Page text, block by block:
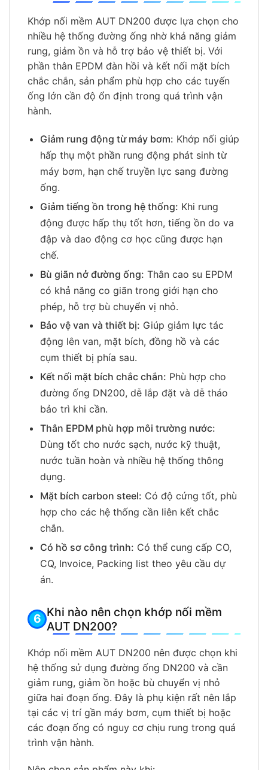
Khớp nối mềm AUT DN200 được lựa chọn cho
nhiều hệ thống đường ống nhờ khả năng giảm
rung, giảm ồn và hỗ trợ bảo vệ thiết bị. Với
phần thân EPDM đàn hồi và kết nối mặt bích
chắc chắn, sản phẩm phù hợp cho các tuyến
ống lớn cần độ ổn định trong quá trình vận
hành.
Giảm rung động từ máy bơm: Khớp nối giúp
hấp thụ một phần rung động phát sinh từ
máy bơm, hạn chế truyền lực sang đường
ống.
Giảm tiếng ồn trong hệ thống: Khi rung
động được hấp thụ tốt hơn, tiếng ồn do va
đập và dao động cơ học cũng được hạn
chế.
Bù giãn nở đường ống: Thân cao su EPDM
có khả năng co giãn trong giới hạn cho
phép, hỗ trợ bù chuyển vị nhỏ.
Bảo vệ van và thiết bị: Giúp giảm lực tác
động lên van, mặt bích, đồng hồ và các
cụm thiết bị phía sau.
Kết nối mặt bích chắc chắn: Phù hợp cho
đường ống DN200, dễ lắp đặt và dễ tháo
bảo trì khi cần.
Thân EPDM phù hợp môi trường nước:
Dùng tốt cho nước sạch, nước kỹ thuật,
nước tuần hoàn và nhiều hệ thống thông
dụng.
Mặt bích carbon steel: Có độ cứng tốt, phù
hợp cho các hệ thống cần liên kết chắc
chắn.
Có hồ sơ công trình: Có thể cung cấp CO,
CQ, Invoice, Packing list theo yêu cầu dự
án.
Khi nào nên chọn khớp nối mềm
AUT DN200?
Khớp nối mềm AUT DN200 nên được chọn khi
hệ thống sử dụng đường ống DN200 và cần
giảm rung, giảm ồn hoặc bù chuyển vị nhỏ
giữa hai đoạn ống. Đây là phụ kiện rất nên lắp
tại các vị trí gần máy bơm, cụm thiết bị hoặc
các đoạn ống có nguy cơ chịu rung trong quá
trình vận hành.